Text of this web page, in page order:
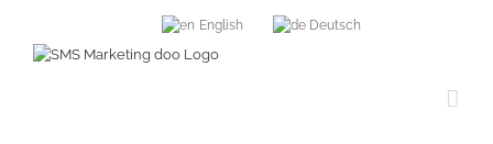
English Deutsch